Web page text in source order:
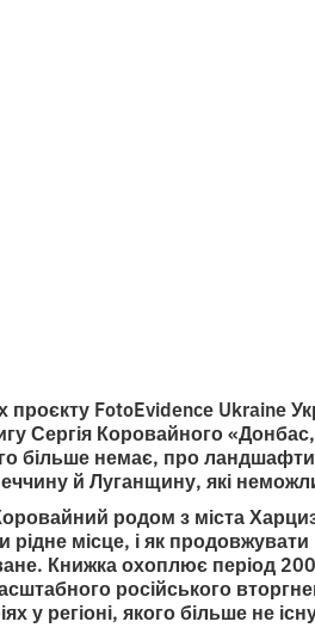
проєкту FotoEvidence Ukraine
Сергія Коровайного
більше немає, про
й Луганщину, які
родом з міста
рідне місце, і як
Книжка охоплює період
російського
у регіоні, якого більше не